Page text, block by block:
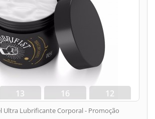
13
hora
16
min
11
seg
Ultra Lubrificante Corporal - Promoção